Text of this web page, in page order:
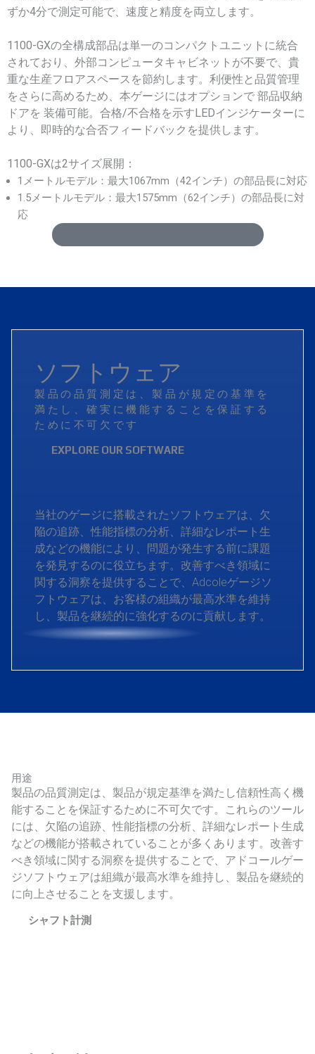
ずか4分で測定可能で、速度と精度を両立します。
1100-GXの全構成部品は単一のコンパクトユニットに統合
されており、外部コンピュータキャビネットが不要で、貴
重な生産フロアスペースを節約します。利便性と品質管理
をさらに高めるため、本ゲージにはオプションで 部品収納
ドアを 装備可能。合格/不合格を示すLEDインジケーターに
より、即時的な合否フィードバックを提供します。
1100-GXは2サイズ展開：
1メートルモデル：最大1067mm（42インチ）の部品長に対応
1.5メートルモデル：最大1575mm（62インチ）の部品長に対
応
ソフトウェア
製品の品質測定は、製品が規定の基準を
満たし、確実に機能することを保証する
ために不可欠です
EXPLORE OUR SOFTWARE
当社のゲージに搭載されたソフトウェアは、欠
陥の追跡、性能指標の分析、詳細なレポート生
成などの機能により、問題が発生する前に課題
を発見するのに役立ちます。改善すべき領域に
関する洞察を提供することで、Adcoleゲージソ
フトウェアは、お客様の組織が最高水準を維持
し、製品を継続的に強化するのに貢献します。
用途
製品の品質測定は、製品が規定基準を満たし信頼性高く機
能することを保証するために不可欠です。これらのツール
には、欠陥の追跡、性能指標の分析、詳細なレポート生成
などの機能が搭載されていることが多くあります。改善す
べき領域に関する洞察を提供することで、アドコールゲー
ジソフトウェアは組織が最高水準を維持し、製品を継続的
に向上させることを支援します。
シャフト計測